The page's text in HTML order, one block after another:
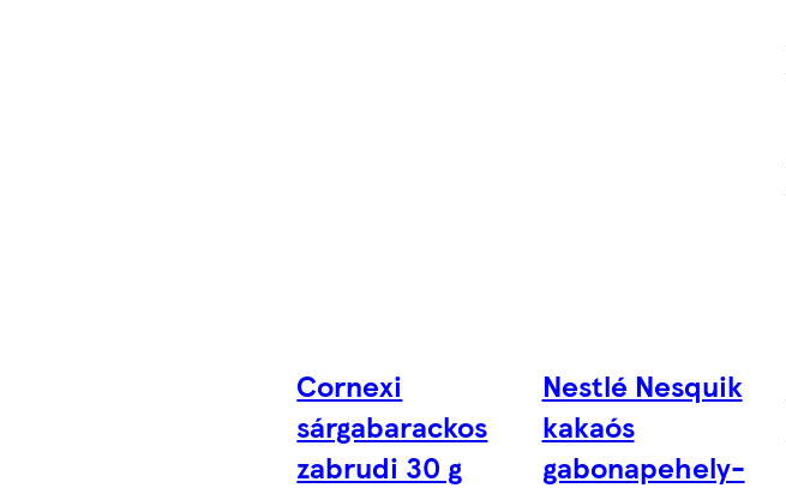
Cornexi
sárgabarackos
zabrudi 30 g
Nestlé Nesquik
kakaós
gabonapehely-